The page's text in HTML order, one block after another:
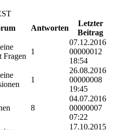
Antworten
Letzter
Beitrag
Fragen
1
07.12.2016
00000012
18:54
1
26.08.2016
00000008
19:45
8
04.07.2016
00000007
07:22
17.10.2015